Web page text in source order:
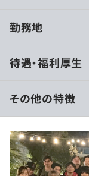
ど多岐に渡りま
エンジニアのひ
ームを組み、経
◆清掃Dx
勤務地
待遇・福利厚生
550万円〜800万円
基本月給：45.8
※経験・スキルを
その他の特徴